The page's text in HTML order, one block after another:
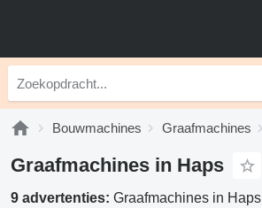
Bouwmachines Graafmachines
Graafmachines in Haps
9 advertenties: Graafmachines in Haps